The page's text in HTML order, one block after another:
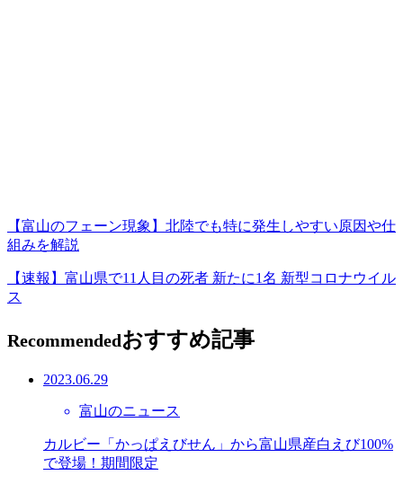
【富山のフェーン現象】北陸でも特に発生しやすい原因や仕
組みを解説
【速報】富山県で11人目の死者 新たに1名 新型コロナウイル
ス
Recommendedおすすめ記事
2023.06.29
富山のニュース
カルビー「かっぱえびせん」から富山県産白えび100%
で登場！期間限定